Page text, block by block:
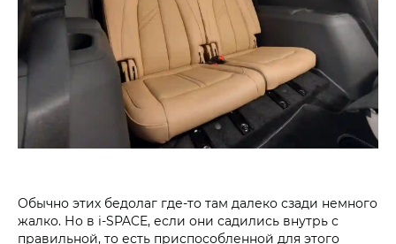
Обычно этих бедолаг где-то там далеко сзади немного
жалко. Но в i‑SPACE, если они садились внутрь с
правильной, то есть приспособленной для этого